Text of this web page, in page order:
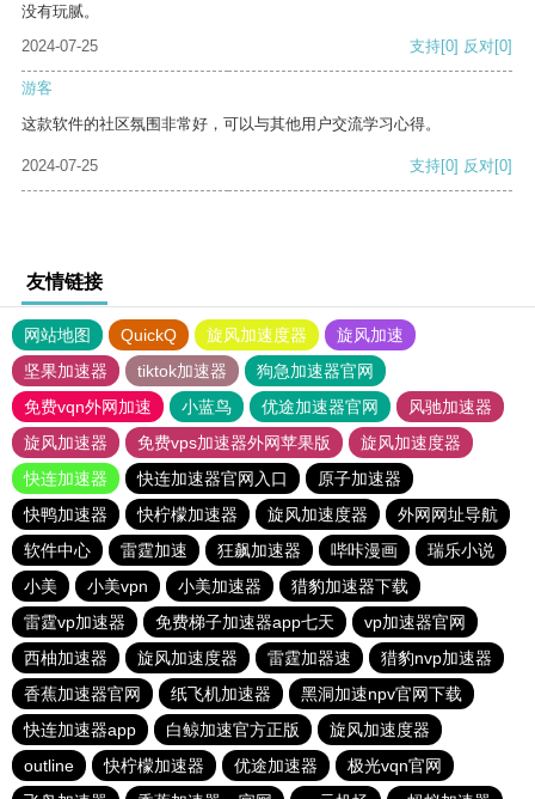
没有玩腻。
2024-07-25
支持[0] 反对[0]
游客
这款软件的社区氛围非常好，可以与其他用户交流学习心得。
2024-07-25 支持[0] 反对[0]
友情链接
网站地图 QuickQ 旋风加速度器
旋风加速
坚果加速器
tiktok加速器
狗急加速器官网
免费vqn外网加速
小蓝鸟 优途加速器官网
风驰加速器
旋风加速器
免费vps加速器外网苹果版
旋风加速度器
快连加速器
快连加速器官网入口
原子加速器
快鸭加速器
快柠檬加速器 旋风加速度器
外网网址导航
软件中心
雷霆加速 狂飙加速器 哔咔漫画
瑞乐小说
小美
小美vpn 小美加速器
猎豹加速器下载
雷霆vp加速器
免费梯子加速器app七天
vp加速器官网
西柚加速器
旋风加速度器 雷霆加器速
猎豹nvp加速器
香蕉加速器官网
纸飞机加速器
黑洞加速npv官网下载
快连加速器app
白鲸加速官方正版
旋风加速度器
outline
快柠檬加速器 优途加速器
极光vqn官网